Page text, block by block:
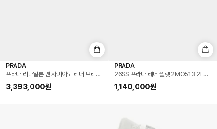
PRADA
프라다 리나일론 앤 사피아노 레더 브리크 백 2VH070 V XMP 2DMH F0002
3,393,000원
PRADA
26SS 프라다 레더 월렛 2MO513 2E54
1,140,000원